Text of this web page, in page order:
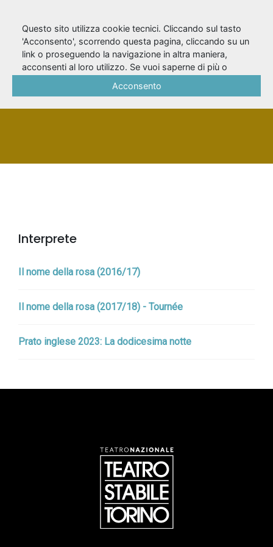
Parrinello, Mauro
PERSONA
Interprete
Il nome della rosa (2016/17)
Il nome della rosa (2017/18) - Tournée
Prato inglese 2023: La dodicesima notte
Questo sito utilizza cookie tecnici. Cliccando sul tasto
'Acconsento', scorrendo questa pagina, cliccando su un
link o proseguendo la navigazione in altra maniera,
acconsenti al loro utilizzo. Se vuoi saperne di più o
Acconsento